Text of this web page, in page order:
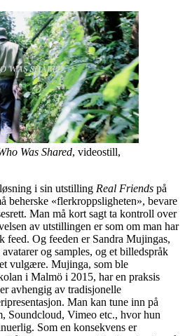
Was Shared, videostill,
i sin utstilling Real Friends på
beherske «flerkroppsligheten», bevare
Man må kort sagt ta kontroll over
av utstillingen er som om man har
feed. Og feeden er Sandra Mujingas,
og samples, og et billedspråk
vulgære. Mujinga, som ble
i Malmö i 2015, har en praksis
avhengig av tradisjonelle
Man kan tune inn på
Soundcloud, Vimeo etc., hvor hun
Som en konsekvens er